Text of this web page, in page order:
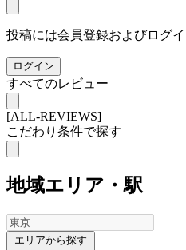
投稿には会員登録およびログ
ログイン
すべてのレビュー
[ALL-REVIEWS]
こだわり条件で探す
地域エリア・駅
エリアから探す